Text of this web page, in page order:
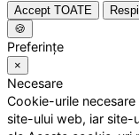
Accept TOATE
🍪
Preferințe
×
Necesare
Cookie-urile
site-ului web, iar site-